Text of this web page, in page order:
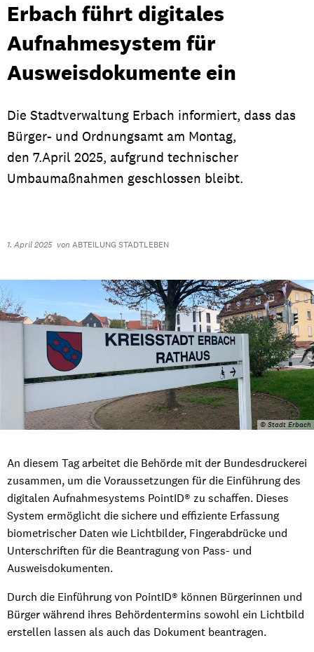
Erbach führt digitales
Aufnahmesystem für
Ausweisdokumente ein
Die Stadtverwaltung Erbach informiert, dass das
Bürger- und Ordnungsamt am Montag,
den 7.April 2025, aufgrund technischer
Umbaumaßnahmen geschlossen bleibt.
1. April 2025 von ABTEILUNG STADTLEBEN
© Stadt Erbach
An diesem Tag arbeitet die Behörde mit der Bundesdruckerei
zusammen, um die Voraussetzungen für die Einführung des
digitalen Aufnahmesystems PointID® zu schaffen. Dieses
System ermöglicht die sichere und effiziente Erfassung
biometrischer Daten wie Lichtbilder, Fingerabdrücke und
Unterschriften für die Beantragung von Pass- und
Ausweisdokumenten.
Durch die Einführung von PointID® können Bürgerinnen und
Bürger während ihres Behördentermins sowohl ein Lichtbild
erstellen lassen als auch das Dokument beantragen.